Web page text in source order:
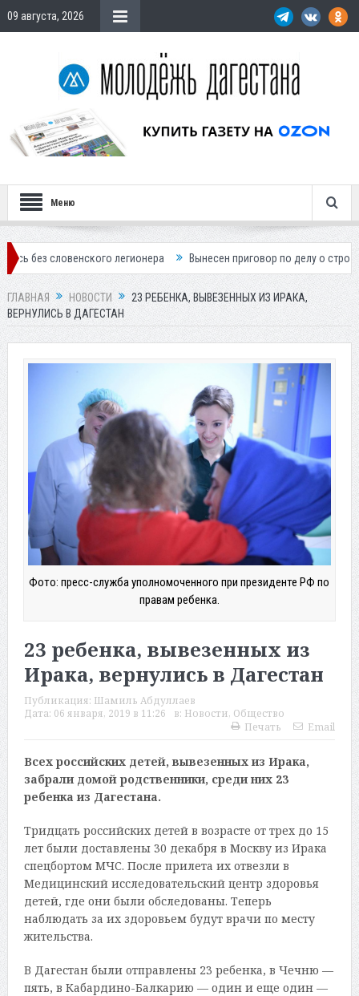
09 августа, 2026
Меню
легионера Вынесен приговор по делу о строительстве
ГЛАВНАЯ НОВОСТИ
23 РЕБЕНКА, ВЫВЕЗЕННЫХ ИЗ ИРАКА,
ВЕРНУЛИСЬ В ДАГЕСТАН
Фото: пресс-служба уполномоченного при президенте РФ по
правам ребенка.
23 ребенка, вывезенных из
Ирака, вернулись в Дагестан
Публикация: Шамиль Абдуллаев
Дата: 06 января, 2019 в 11:26 в: Новости, Общество
Печать
Email
Всех российских детей, вывезенных из Ирака,
забрали домой родственники, среди них 23
ребенка из Дагестана.
Тридцать российских детей в возрасте от трех до 15
лет были доставлены 30 декабря в Москву из Ирака
спецбортом МЧС. После прилета их отвезли в
Медицинский исследовательский центр здоровья
детей, где они были обследованы. Теперь
наблюдать за их здоровьем будут врачи по месту
жительства.
В Дагестан были отправлены 23 ребенка, в Чечню —
пять, в Кабардино-Балкарию — один и еще один —